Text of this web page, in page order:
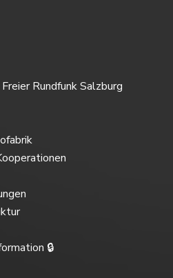
Rundfunk Salzburg
🔒